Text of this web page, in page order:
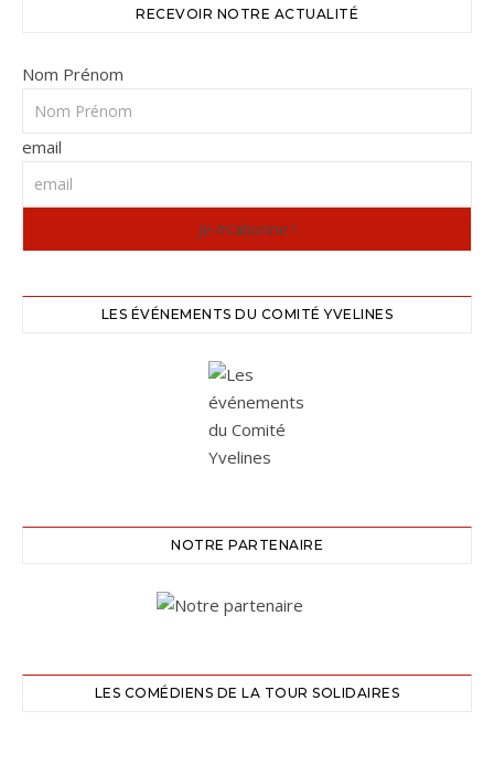
RECEVOIR NOTRE ACTUALITÉ
Nom Prénom
email
LES ÉVÉNEMENTS DU COMITÉ YVELINES
NOTRE PARTENAIRE
LES COMÉDIENS DE LA TOUR SOLIDAIRES